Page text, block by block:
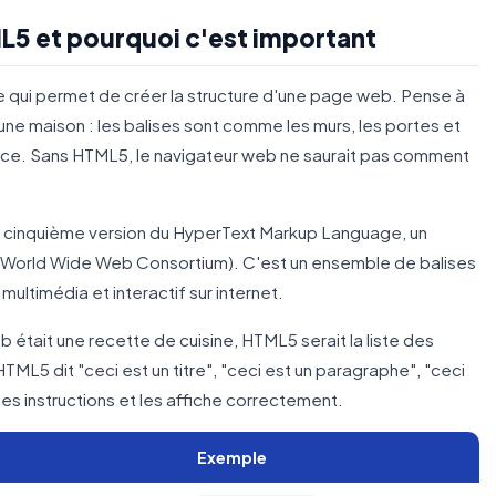
et pourquoi c'est important
qui permet de créer la structure d'une page web. Pense à
maison : les balises sont comme les murs, les portes et
Sans HTML5, le navigateur web ne saurait pas comment
version du HyperText Markup Language, un
Wide Web Consortium). C'est un ensemble de balises
et interactif sur internet.
était une recette de cuisine, HTML5 serait la liste des
dit "ceci est un titre", "ceci est un paragraphe", "ceci
instructions et les affiche correctement.
Exemple